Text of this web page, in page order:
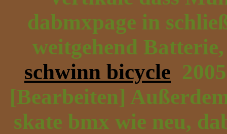
dabmxpage in
weitgehend
schwinn bicycle
[Bearbeiten]
skate bmx wie neu,